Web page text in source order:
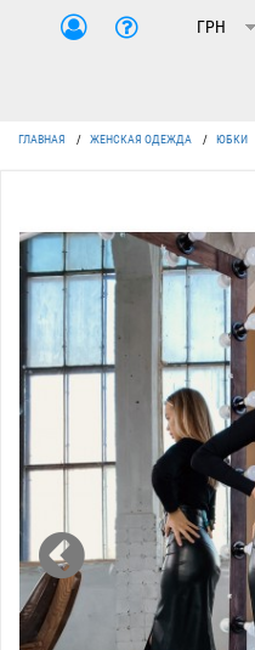
ГЛАВНАЯ / ЖЕНСКАЯ ОДЕЖДА / ЮБКИ